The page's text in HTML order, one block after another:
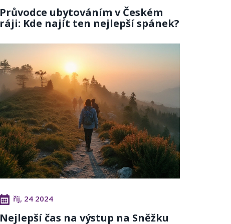
Průvodce ubytováním v Českém
ráji: Kde najít ten nejlepší spánek?
říj, 24 2024
Nejlepší čas na výstup na Sněžku